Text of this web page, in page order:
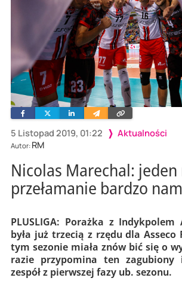
5 Listopad 2019, 01:22 Aktualności
Autor: RM
FacebookTwitterLinkedinWyślij
e-
Skopiuj
link
Nicolas Marechal: jeden
przełamanie bardzo
PLUSLIGA: Porażka z Indykpolem
była już trzecią z rzędu dla
tym sezonie miała znów bić się o
razie przypomina ten zagubiony
zespół z pierwszej fazy ub. sezonu.